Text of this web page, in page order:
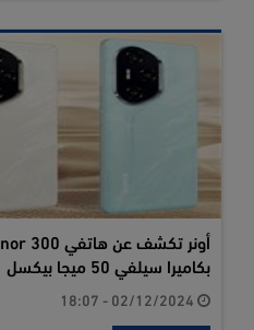
بكاميرا سيلفي 50 ميجا بيكسل